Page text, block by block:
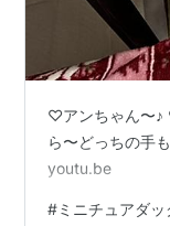
♡アンちゃん〜♪
ら〜どっちの手
youtu.be
#ミニチュアダッ